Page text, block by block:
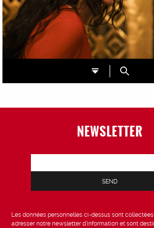
NEWSLETTER
Les données personnelles ci-dessus sont
adresser notre newsletter d’information et sont